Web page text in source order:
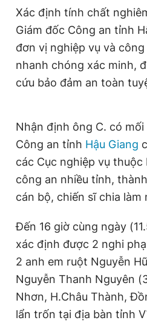
Xác định tính chất
Giám đốc Công an tỉnh
đơn vị nghiệp vụ và
nhanh chóng xác minh,
cứu bảo đảm an toàn
Nhận định ông C. có
Công an tỉnh Hậu Giang
các Cục nghiệp vụ thuộc
công an nhiều tỉnh,
cán bộ, chiến sĩ chia
Đến 16 giờ cùng ngày
xác định được 2 nghi
2 anh em ruột Nguyễn
Nguyễn Thanh Nguyên
Nhơn, H.Châu Thành,
lẩn trốn tại địa bàn tỉnh